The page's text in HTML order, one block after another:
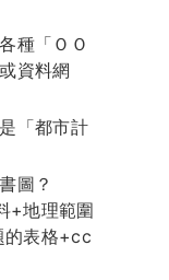
種「ＯＯ
資料網
「都市計
圖？
+地理範圍
的表格+cc